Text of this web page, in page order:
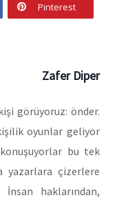
Pinterest
Zafer Diper
görüyoruz: önder.
oyunlar geliyor
bu tek
yazarlara çizerlere
haklarından,